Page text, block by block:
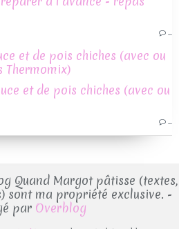
et de pois chiches (avec ou
Thermomix)
Quand Margot pâtisse (textes,
sont ma propriété exclusive. -
par Overblog